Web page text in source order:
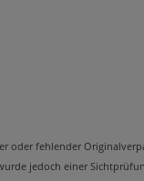
oder fehlender
jedoch einer